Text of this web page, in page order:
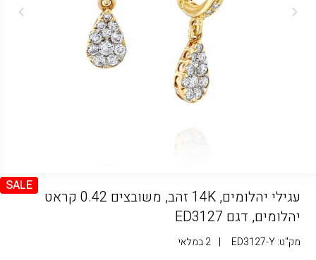
SALE
עגילי יהלומים, 14K זהב, משובצים 0.42 קראט
יהלומים, דגם ED3127
מק"ט:ED3127-Y
| 2 במלאי